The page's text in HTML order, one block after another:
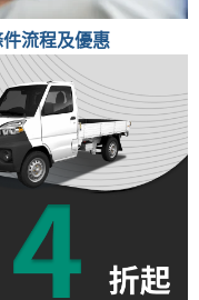
件流程及優惠